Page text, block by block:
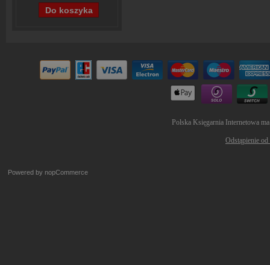
Polska Księgarnia Internetowa
Odstąpienie
Powered by nopCommerce